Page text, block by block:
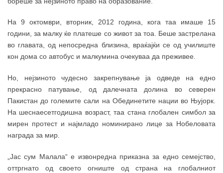
На 9 октомври, вторник, 2012 година, кога таа имаше 15
години, за малку ќе платеше со живот за тоа. Беше застрелана
во главата, од непосредна близина, враќајќи се од училиште
кон дома со автобус и малкумина очекуваа да преживее.
Но, нејзиното чудесно закрепнување ја одведе на едно
прекрасно патување, од далечната долина во северен
Пакистан до големите сали на Обединетите нации во Њујорк.
На шеснаесетгодишна возраст, таа стана глобален симбол за
мирен протест и најмладо номинирано лице за Нобеловата
награда за мир.
„Јас сум Малала“ е извонредна приказна за едно семејство,
оттргнато од своето огниште од страна на глобалниот